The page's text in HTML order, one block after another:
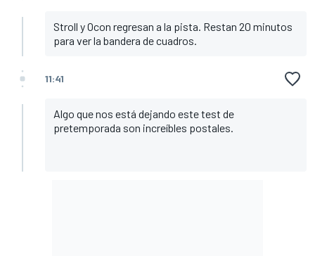
Stroll y Ocon regresan a la pista. Restan 20 minutos
para ver la bandera de cuadros.
11:41
Algo que nos está dejando este test de
pretemporada son increíbles postales.